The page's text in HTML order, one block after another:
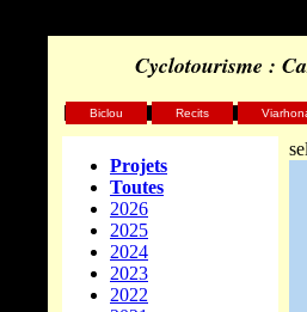
Cyclotourisme :
Projets
Toutes
2026
2025
2024
2023
2022
Biclou Recits